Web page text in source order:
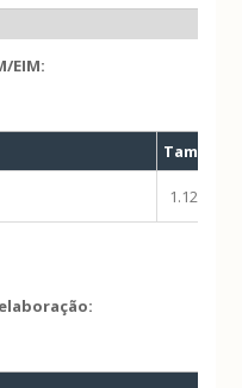
EIM:
Tamanho
1.12 MB